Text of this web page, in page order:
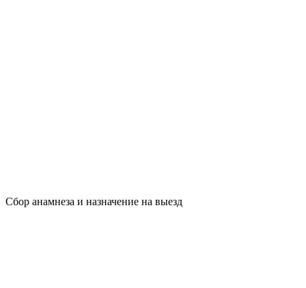
Сбор анамнеза и назначение на выезд